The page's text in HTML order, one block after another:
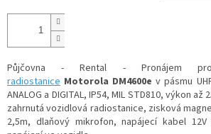
Půjčovna - Rental - Pronájem
radiostanice Motorola DM4600ev pásmu
ANALOG a DIGITAL, IP54, MIL STD810, výkon
zahrnutá vozidlová radiostanice, zisková
2,5m, dlaňový mikrofon, napájecí kabel